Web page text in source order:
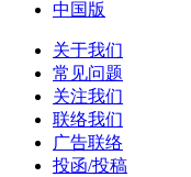
中国版
关于我们
常见问题
关注我们
联络我们
广告联络
投函/投稿